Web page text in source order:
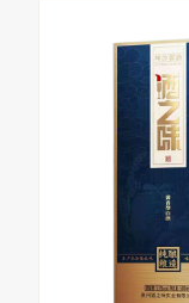
哈尔滨全